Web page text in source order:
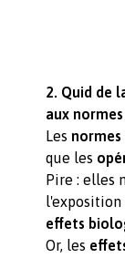
2. Quid de
aux
Les normes
que les
Pire : elles
l'exposition
effets
Or, les